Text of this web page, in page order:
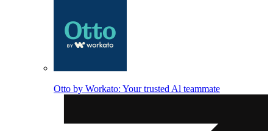
Otto by Workato: Your trusted Al teammate